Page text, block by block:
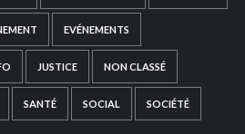
EVÉNEMENTS
JUSTICE NON CLASSÉ
SANTÉ SOCIAL SOCIÉTÉ